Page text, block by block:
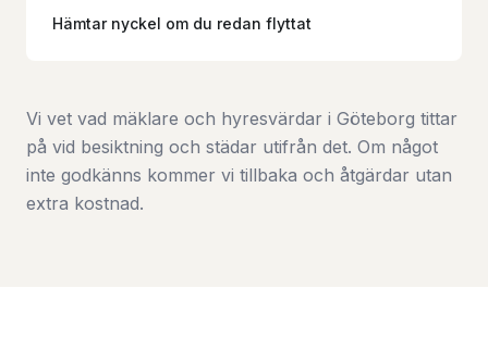
Hämtar nyckel om du redan flyttat
Vi vet vad mäklare och hyresvärdar i Göteborg tittar
på vid besiktning och städar utifrån det. Om något
inte godkänns kommer vi tillbaka och åtgärdar utan
extra kostnad.